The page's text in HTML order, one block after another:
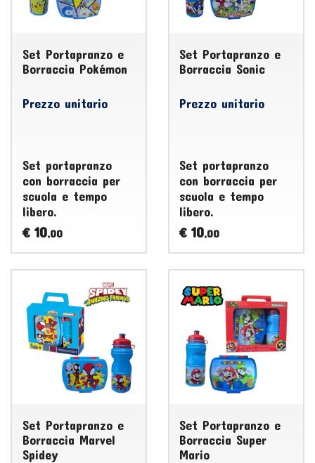
Set Portapranzo e
Borraccia Pokémon
Prezzo unitario
Set portapranzo
con borraccia per
scuola e tempo
libero.
€ 10,00
Set Portapranzo e
Borraccia Sonic
Prezzo unitario
Set portapranzo
con borraccia per
scuola e tempo
libero.
€ 10,00
Set Portapranzo e
Borraccia Marvel
Spidey
Set Portapranzo e
Borraccia Super
Mario